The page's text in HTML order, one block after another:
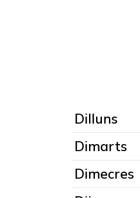
Dilluns
Dimarts
Dimecres